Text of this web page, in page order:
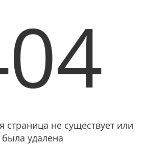
не существует или
была удалена